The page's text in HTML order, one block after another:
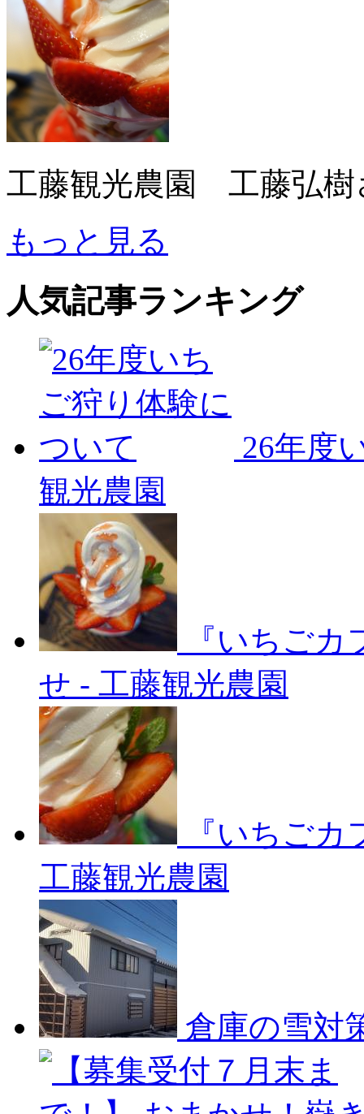
工藤観光農園 工藤弘樹
もっと見る
人気記事ランキング
26年度
観光農園
『いちご
せ - 工藤観光農園
『いちご
工藤観光農園
倉庫の雪対